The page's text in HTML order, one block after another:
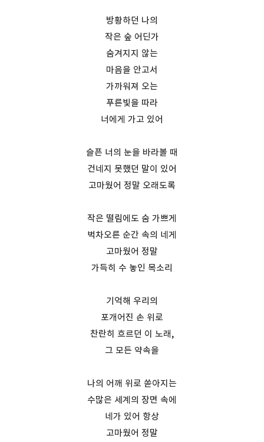
방황하던 나의
작은 숲 어딘가
숨겨지지 않는
마음을 안고서
가까워져 오는
푸른빛을 따라
너에게 가고 있어
슬픈 너의 눈을 바라볼 때
건네지 못했던 말이 있어
고마웠어 정말 오래도록
작은 떨림에도 숨 가쁘게
벅차오른 순간 속의 네게
고마웠어 정말
가득히 수 놓인 목소리
기억해 우리의
포개어진 손 위로
찬란히 흐르던 이 노래,
그 모든 약속을
나의 어깨 위로 쏟아지는
수많은 세계의 장면 속에
네가 있어 항상
고마웠어 정말